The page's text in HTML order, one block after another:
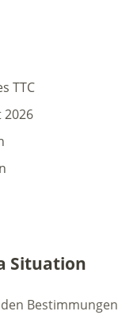
TTC
2026
Situation
Bestimmungen